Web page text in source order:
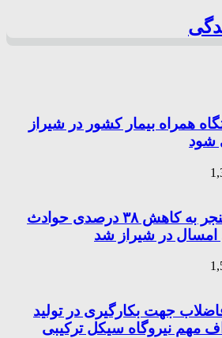
همراه بیمار کشور در شیراز
شود
فرهنگ سازی منجر به کاهش ۳۸ درصدی حوادث
در شیراز شد
جهت بکارگیری در تولید
مهم نیروگاه سیکل ترکیبی